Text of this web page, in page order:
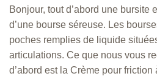
Bonjour, tout d’abord une bursite
d’une bourse séreuse. Les
poches remplies de liquide
articulations. Ce que nous vous
d’abord est la Crème pour friction